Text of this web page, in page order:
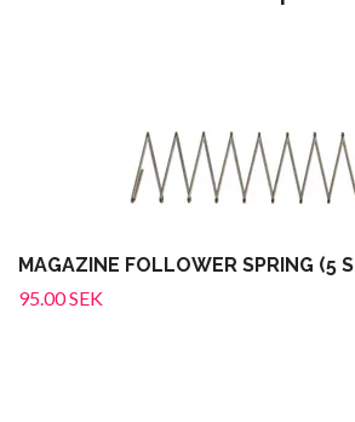
MAGAZINE FOLLOWER SPRING (5
95.00 SEK